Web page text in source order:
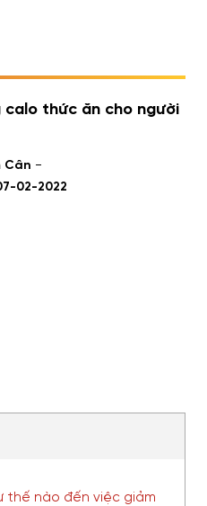
calo thức ăn cho người
Cân -
02-2022
thế nào đến việc giảm